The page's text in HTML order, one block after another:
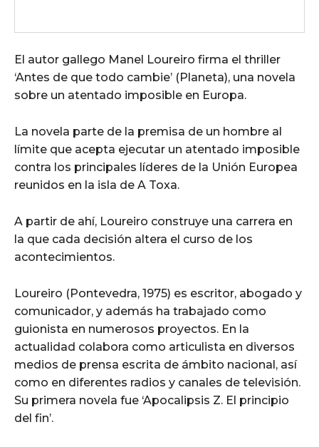
El autor gallego Manel Loureiro firma el thriller
‘Antes de que todo cambie’ (Planeta), una novela
sobre un atentado imposible en Europa.
La novela parte de la premisa de un hombre al
límite que acepta ejecutar un atentado imposible
contra los principales líderes de la Unión Europea
reunidos en la isla de A Toxa.
A partir de ahí, Loureiro construye una carrera en
la que cada decisión altera el curso de los
acontecimientos.
Loureiro (Pontevedra, 1975) es escritor, abogado y
comunicador, y además ha trabajado como
guionista en numerosos proyectos. En la
actualidad colabora como articulista en diversos
medios de prensa escrita de ámbito nacional, así
como en diferentes radios y canales de televisión.
Su primera novela fue ‘Apocalipsis Z. El principio
del fin’.